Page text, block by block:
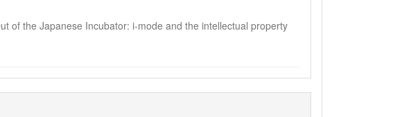
of the Japanese Incubator: i-mode and the intellectual property